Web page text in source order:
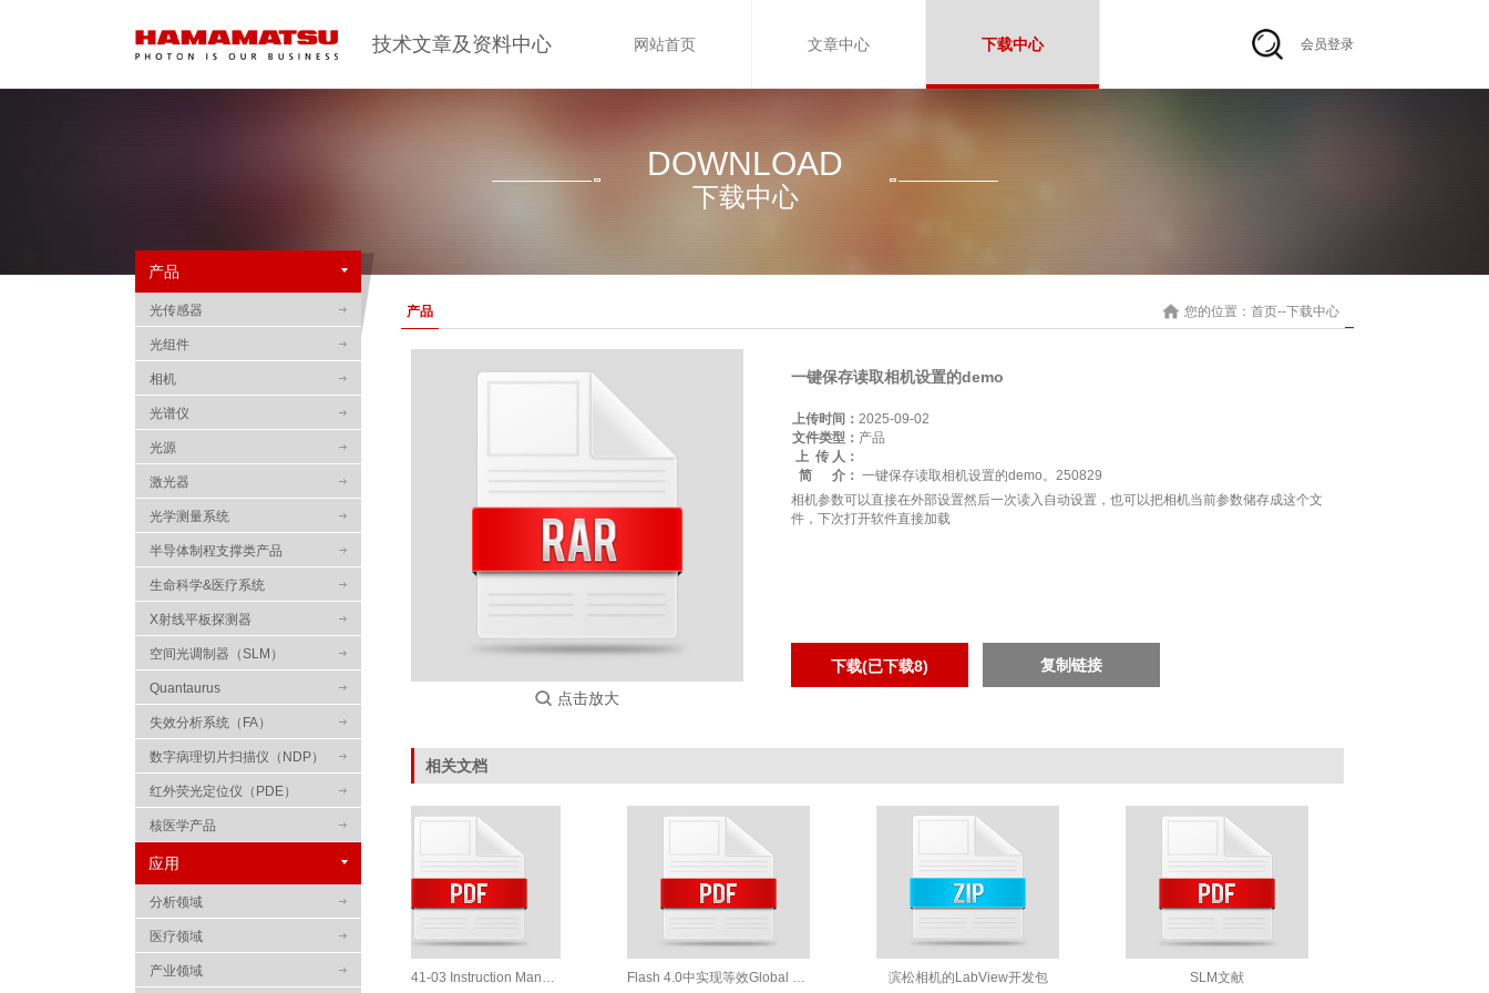
技术文章及资料中心 网站首页 文章中心 下载中心 会员登录
DOWNLOAD
下载中心
产品
光传感器
光组件
相机
光谱仪
光源
激光器
光学测量系统
半导体制程支撑类产品
生命科学&医疗系统
X射线平板探测器
空间光调制器（SLM）
Quantaurus
失效分析系统（FA）
数字病理切片扫描仪（NDP）
红外荧光定位仪（PDE）
核医学产品
应用
分析领域
医疗领域
产业领域
产品 您的位置： 首页--下载中心
点击放大
一键保存读取相机设置的demo
上传时间： 2025-09-02
文件类型： 产品
上 传 人：
简 介： 一键保存读取相机设置的demo。250829
相机参数可以直接在外部设置然后一次读入自动设置，也可以把相机当前参数储存成这个文
件，下次打开软件直接加载
复制链接
相关文档
C12741-03 Instruction Manual_E_v.1.0 Flash 4.0中实现等效Global shutter模式 滨松相机的LabView开发包 SLM文献